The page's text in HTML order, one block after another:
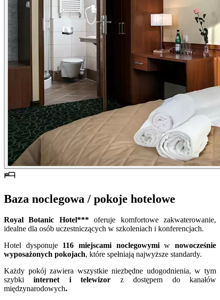
Baza noclegowa / pokoje hotelowe
Royal Botanic Hotel***oferuje komfortowe zakwaterowanie,
idealne dla osób uczestniczących w szkoleniach i konferencjach.
Hotel dysponuje 116 miejscami noclegowymiwnowocześnie
wyposażonych pokojach, które spełniają najwyższe standardy.
Każdy pokój zawiera wszystkie niezbędne udogodnienia, w tym
szybkiinternet i telewizor z dostępem do kanałów
międzynarodowych.